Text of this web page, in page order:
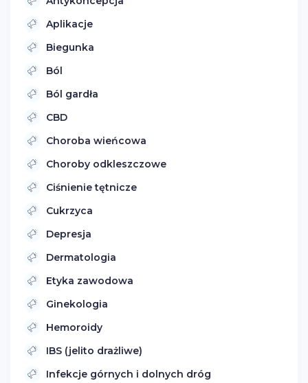
Aplikacje
Biegunka
Ból
Ból gardła
CBD
Choroba wieńcowa
Choroby odkleszczowe
Ciśnienie tętnicze
Cukrzyca
Depresja
Dermatologia
Etyka zawodowa
Ginekologia
Hemoroidy
IBS (jelito drażliwe)
Infekcje górnych i dolnych dróg